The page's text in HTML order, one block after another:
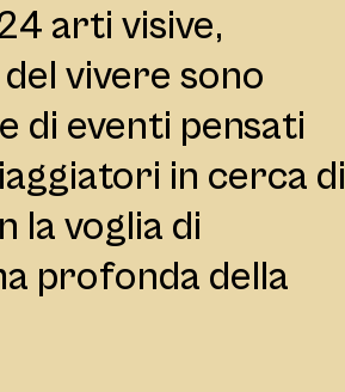
arti visive,
vivere sono
di eventi pensati
in cerca di
la voglia di
profonda della